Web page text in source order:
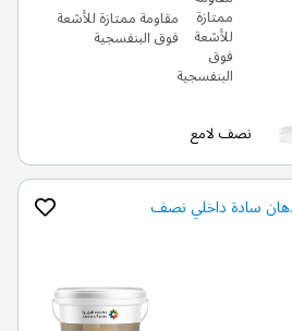
مقاومة ممتازة للأشعة
فوق البنفسجية
نصف لامع